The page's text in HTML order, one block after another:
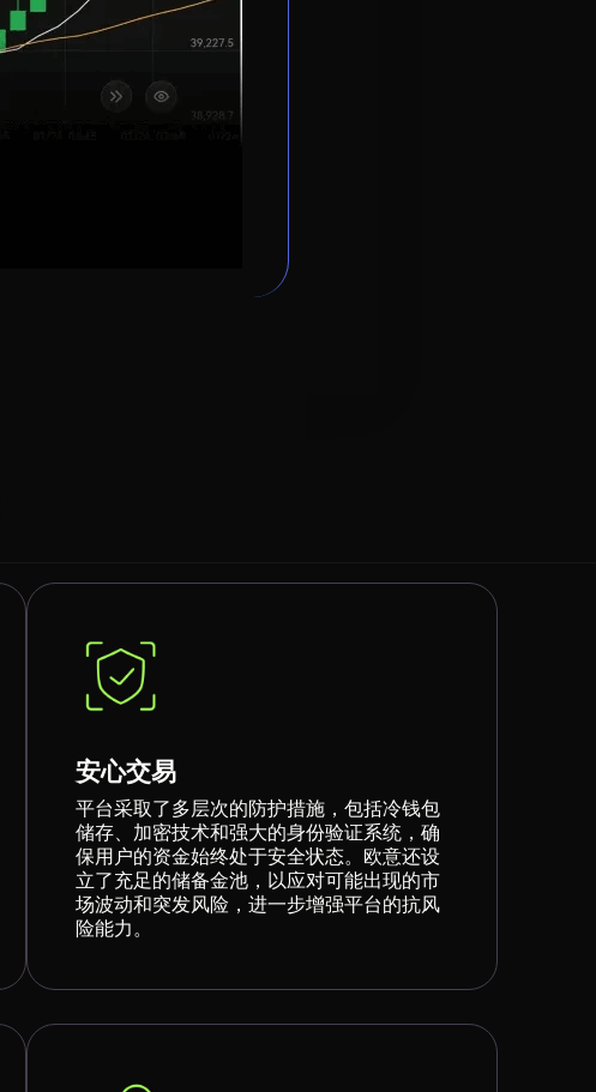
安心交易
平台采取了多层次的防护措施，包括冷钱包
储存、加密技术和强大的身份验证系统，确
保用户的资金始终处于安全状态。欧意还设
立了充足的储备金池，以应对可能出现的市
场波动和突发风险，进一步增强平台的抗风
险能力。